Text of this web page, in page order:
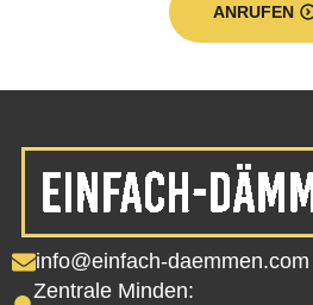
ANRUFEN
info@einfach-daemmen.com
Zentrale Minden: